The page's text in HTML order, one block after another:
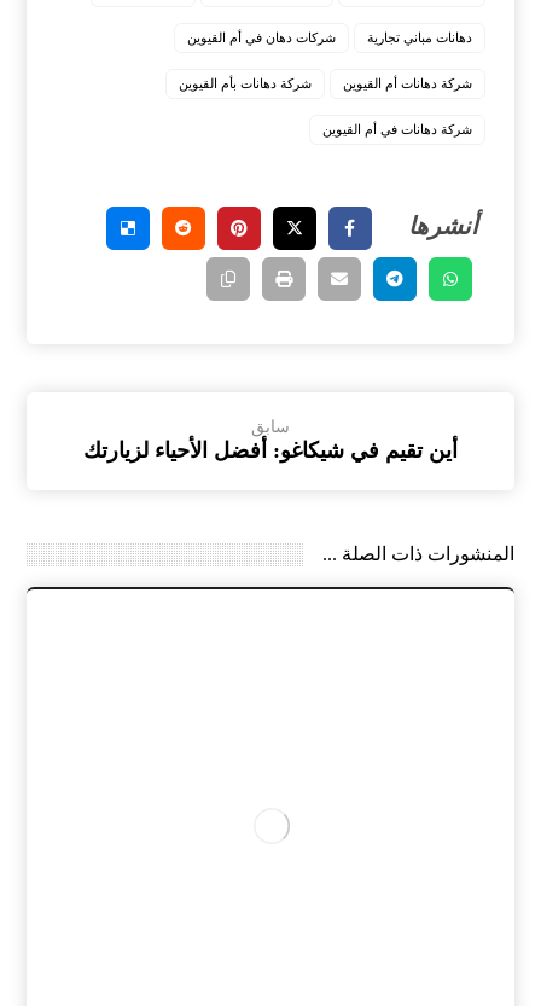
دهانات مباني تجارية شركات دهان في أم القيوين
شركة دهانات أم القيوين شركة دهانات بأم القيوين
شركة دهانات في أم القيوين
سابق
أين تقيم في شيكاغو: أفضل الأحياء لزيارتك
المنشورات ذات الصلة ...